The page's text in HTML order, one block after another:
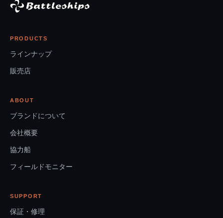
PRODUCTS
ラインナップ
販売店
ABOUT
ブランドについて
会社概要
協力船
フィールドモニター
SUPPORT
保証・修理